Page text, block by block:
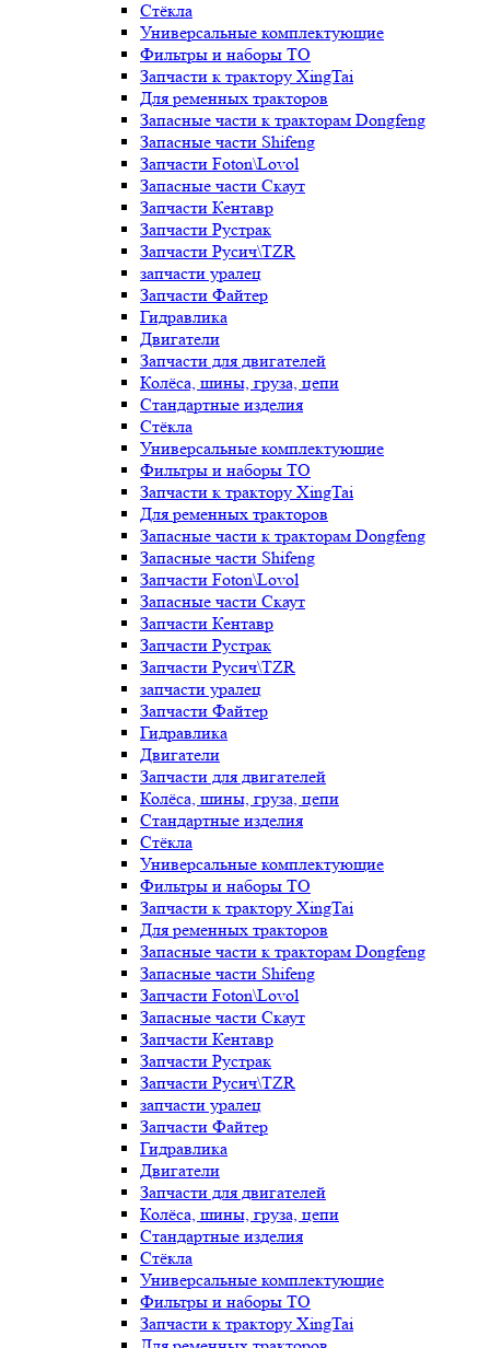
Стёкла
Универсальные комплектующие
Фильтры и наборы ТО
Запчасти к трактору XingTai
Для ременных тракторов
Запасные части к тракторам Dongfeng
Запасные части Shifeng
Запчасти Foton\Lovol
Запасные части Скаут
Запчасти Кентавр
Запчасти Рустрак
Запчасти Русич\TZR
запчасти уралец
Запчасти Файтер
Гидравлика
Двигатели
Запчасти для двигателей
Колёса, шины, груза, цепи
Стандартные изделия
Стёкла
Универсальные комплектующие
Фильтры и наборы ТО
Запчасти к трактору XingTai
Для ременных тракторов
Запасные части к тракторам Dongfeng
Запасные части Shifeng
Запчасти Foton\Lovol
Запасные части Скаут
Запчасти Кентавр
Запчасти Рустрак
Запчасти Русич\TZR
запчасти уралец
Запчасти Файтер
Гидравлика
Двигатели
Запчасти для двигателей
Колёса, шины, груза, цепи
Стандартные изделия
Стёкла
Универсальные комплектующие
Фильтры и наборы ТО
Запчасти к трактору XingTai
Для ременных тракторов
Запасные части к тракторам Dongfeng
Запасные части Shifeng
Запчасти Foton\Lovol
Запасные части Скаут
Запчасти Кентавр
Запчасти Рустрак
Запчасти Русич\TZR
запчасти уралец
Запчасти Файтер
Гидравлика
Двигатели
Запчасти для двигателей
Колёса, шины, груза, цепи
Стандартные изделия
Стёкла
Универсальные комплектующие
Фильтры и наборы ТО
Запчасти к трактору XingTai